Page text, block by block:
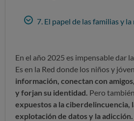
7. El papel de las familias y
En el año 2025 es impensable dar
Es en la Red donde los niños y
información, conectan con
y forjan su identidad. Pero
expuestos a la ciberdelincuencia,
explotación de datos y la adicción.